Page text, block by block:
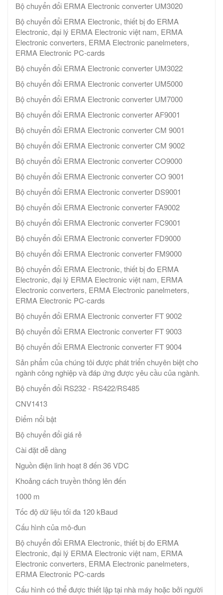
Bộ chuyển đổi ERMA Electronic converter UM3020
Bộ chuyển đổi ERMA Electronic, thiết bị đo ERMA
Electronic, đại lý ERMA Electronic việt nam, ERMA
Electronic converters, ERMA Electronic panelmeters,
ERMA Electronic PC-cards
Bộ chuyển đổi ERMA Electronic converter UM3022
Bộ chuyển đổi ERMA Electronic converter UM5000
Bộ chuyển đổi ERMA Electronic converter UM7000
Bộ chuyển đổi ERMA Electronic converter AF9001
Bộ chuyển đổi ERMA Electronic converter CM 9001
Bộ chuyển đổi ERMA Electronic converter CM 9002
Bộ chuyển đổi ERMA Electronic converter CO9000
Bộ chuyển đổi ERMA Electronic converter CO 9001
Bộ chuyển đổi ERMA Electronic converter DS9001
Bộ chuyển đổi ERMA Electronic converter FA9002
Bộ chuyển đổi ERMA Electronic converter FC9001
Bộ chuyển đổi ERMA Electronic converter FD9000
Bộ chuyển đổi ERMA Electronic converter FM9000
Bộ chuyển đổi ERMA Electronic, thiết bị đo ERMA
Electronic, đại lý ERMA Electronic việt nam, ERMA
Electronic converters, ERMA Electronic panelmeters,
ERMA Electronic PC-cards
Bộ chuyển đổi ERMA Electronic converter FT 9002
Bộ chuyển đổi ERMA Electronic converter FT 9003
Bộ chuyển đổi ERMA Electronic converter FT 9004
Sản phẩm của chúng tôi được phát triển chuyên biệt cho
ngành công nghiệp và đáp ứng được yêu cầu của ngành.
Bộ chuyển đổi RS232 - RS422/RS485
CNV1413
Điểm nổi bật
Bộ chuyển đổi giá rẻ
Cài đặt dễ dàng
Nguồn điện linh hoạt 8 đến 36 VDC
Khoảng cách truyền thông lên đến
1000 m
Tốc độ dữ liệu tối đa 120 kBaud
Cấu hình của mô-đun
Bộ chuyển đổi ERMA Electronic, thiết bị đo ERMA
Electronic, đại lý ERMA Electronic việt nam, ERMA
Electronic converters, ERMA Electronic panelmeters,
ERMA Electronic PC-cards
Cấu hình có thể được thiết lập tại nhà máy hoặc bởi người